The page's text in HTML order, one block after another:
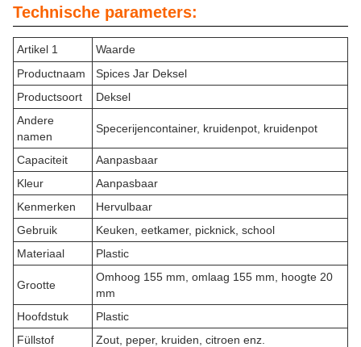
Technische parameters:
Artikel 1
Waarde
Productnaam
Spices Jar Deksel
Productsoort
Deksel
Andere
namen
Specerijencontainer, kruidenpot, kruidenpot
Capaciteit
Aanpasbaar
Kleur
Aanpasbaar
Kenmerken
Hervulbaar
Gebruik
Keuken, eetkamer, picknick, school
Materiaal
Plastic
Grootte
Omhoog 155 mm, omlaag 155 mm, hoogte 20
mm
Hoofdstuk
Plastic
Füllstof
Zout, peper, kruiden, citroen enz.